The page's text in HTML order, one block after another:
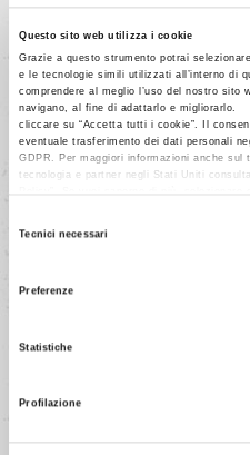
Questo sito web utilizza i cookie
Grazie a questo strumento potrai
e le tecnologie simili utilizzati all’interno di
comprendere al meglio l’uso del nostro sito
navigano, al fine di adattarlo e migliorarlo.
cliccare su “Accetta tutti i cookie”. Il
eventuale trasferimento dei dati personali
GDPR. Per maggiori informazioni anche
tecnologia e partner negli Stati Uniti
Tecnici necessari
Preferenze
Statistiche
Profilazione
7/14
Cuoci per 20-25
ripiano medio
gas) del forno
a gas: 190°C).